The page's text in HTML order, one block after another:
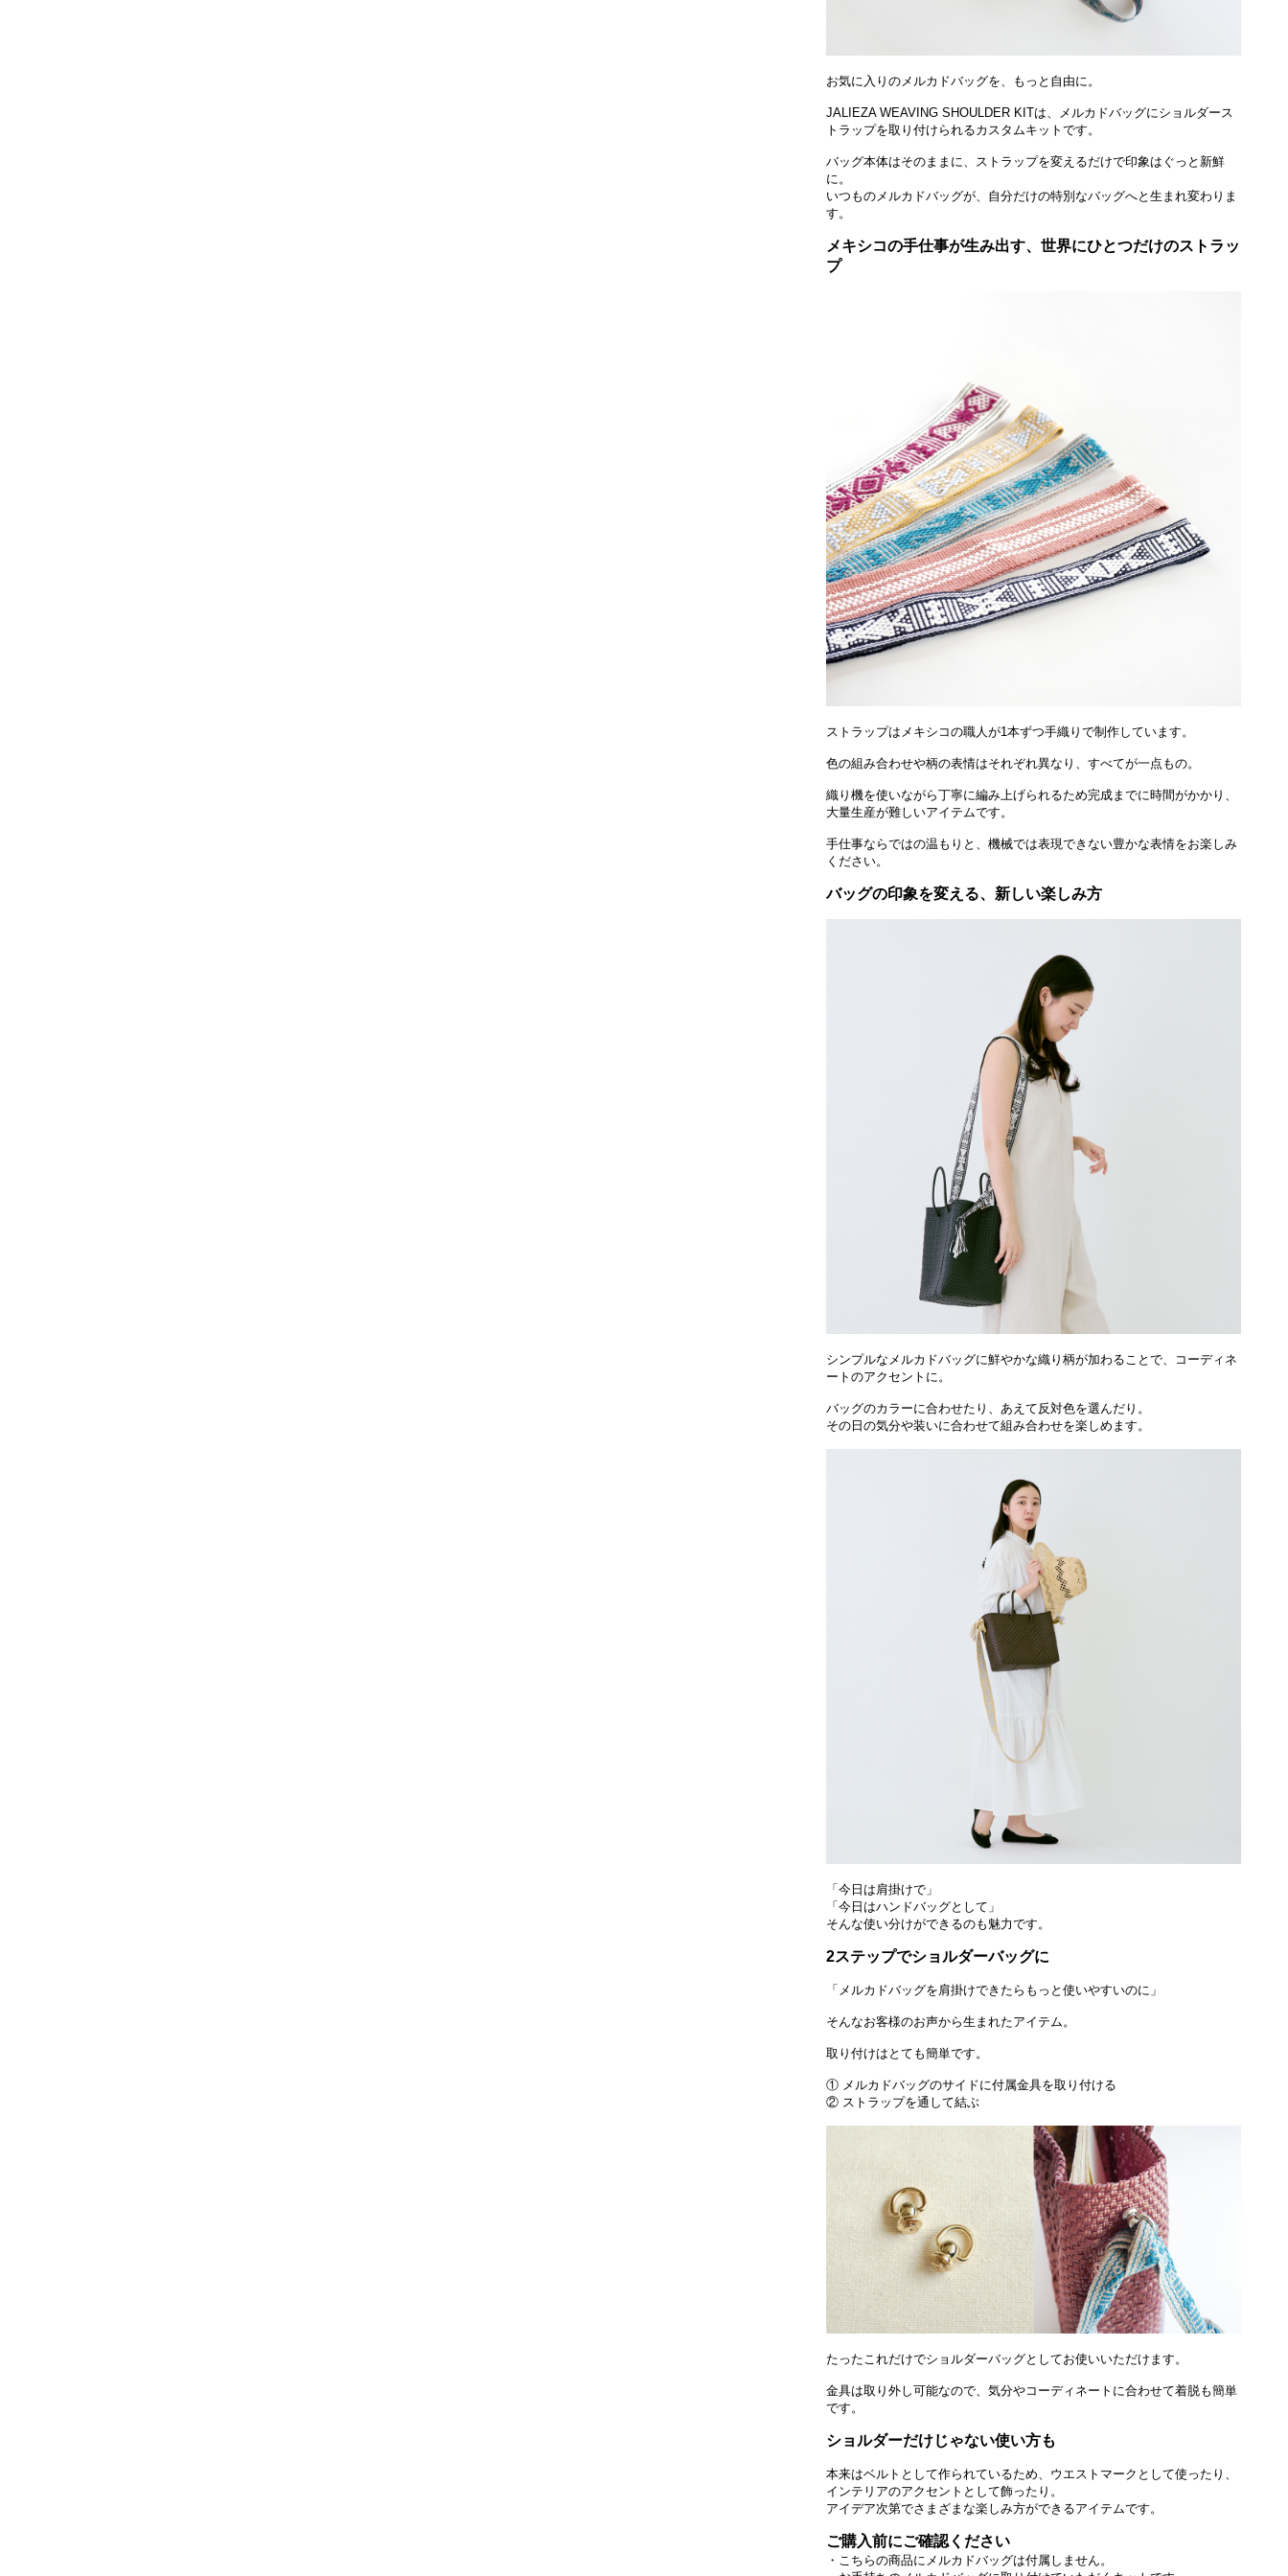
お気に入りのメルカドバッグを、もっと自由に。
JALIEZA WEAVING SHOULDER KITは、メルカドバッグにショルダース
トラップを取り付けられるカスタムキットです。
バッグ本体はそのままに、ストラップを変えるだけで印象はぐっと新鮮
に。
いつものメルカドバッグが、自分だけの特別なバッグへと生まれ変わりま
す。
メキシコの手仕事が生み出す、世界にひとつだけのストラッ
プ
ストラップはメキシコの職人が1本ずつ手織りで制作しています。
色の組み合わせや柄の表情はそれぞれ異なり、すべてが一点もの。
織り機を使いながら丁寧に編み上げられるため完成までに時間がかかり、
大量生産が難しいアイテムです。
手仕事ならではの温もりと、機械では表現できない豊かな表情をお楽しみ
ください。
バッグの印象を変える、新しい楽しみ方
シンプルなメルカドバッグに鮮やかな織り柄が加わることで、コーディネ
ートのアクセントに。
バッグのカラーに合わせたり、あえて反対色を選んだり。
その日の気分や装いに合わせて組み合わせを楽しめます。
「今日は肩掛けで」
「今日はハンドバッグとして」
そんな使い分けができるのも魅力です。
2ステップでショルダーバッグに
「メルカドバッグを肩掛けできたらもっと使いやすいのに」
そんなお客様のお声から生まれたアイテム。
取り付けはとても簡単です。
① メルカドバッグのサイドに付属金具を取り付ける
② ストラップを通して結ぶ
たったこれだけでショルダーバッグとしてお使いいただけます。
金具は取り外し可能なので、気分やコーディネートに合わせて着脱も簡単
です。
ショルダーだけじゃない使い方も
本来はベルトとして作られているため、ウエストマークとして使ったり、
インテリアのアクセントとして飾ったり。
アイデア次第でさまざまな楽しみ方ができるアイテムです。
ご購入前にご確認ください
・こちらの商品にメルカドバッグは付属しません。